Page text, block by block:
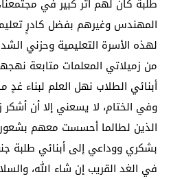
طلبة كان لهم أثر كبير في
المهندس وغيرهم بفضل كادرٍ
لهذه الأسرة التعليمية وحزني
من زميلاتي المعلمات متابعة
أبنائي الطلاب نهل العلم لبناء غدٍ
وفي الختام، لا يسعني إلا أن أشكر
الذين لطالما أحسست معهم بشعور
بشكري ووداعي إلى أبنائي طلبة
في الغد القريب إن شاء الله،